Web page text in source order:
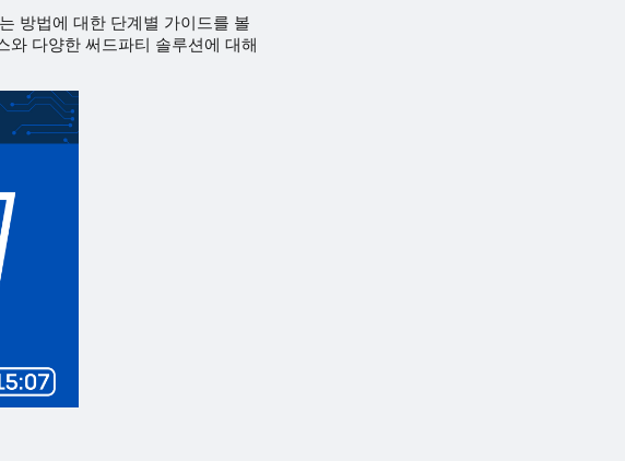
방법에 대한 단계별 가이드를 볼
다양한 써드파티 솔루션에 대해